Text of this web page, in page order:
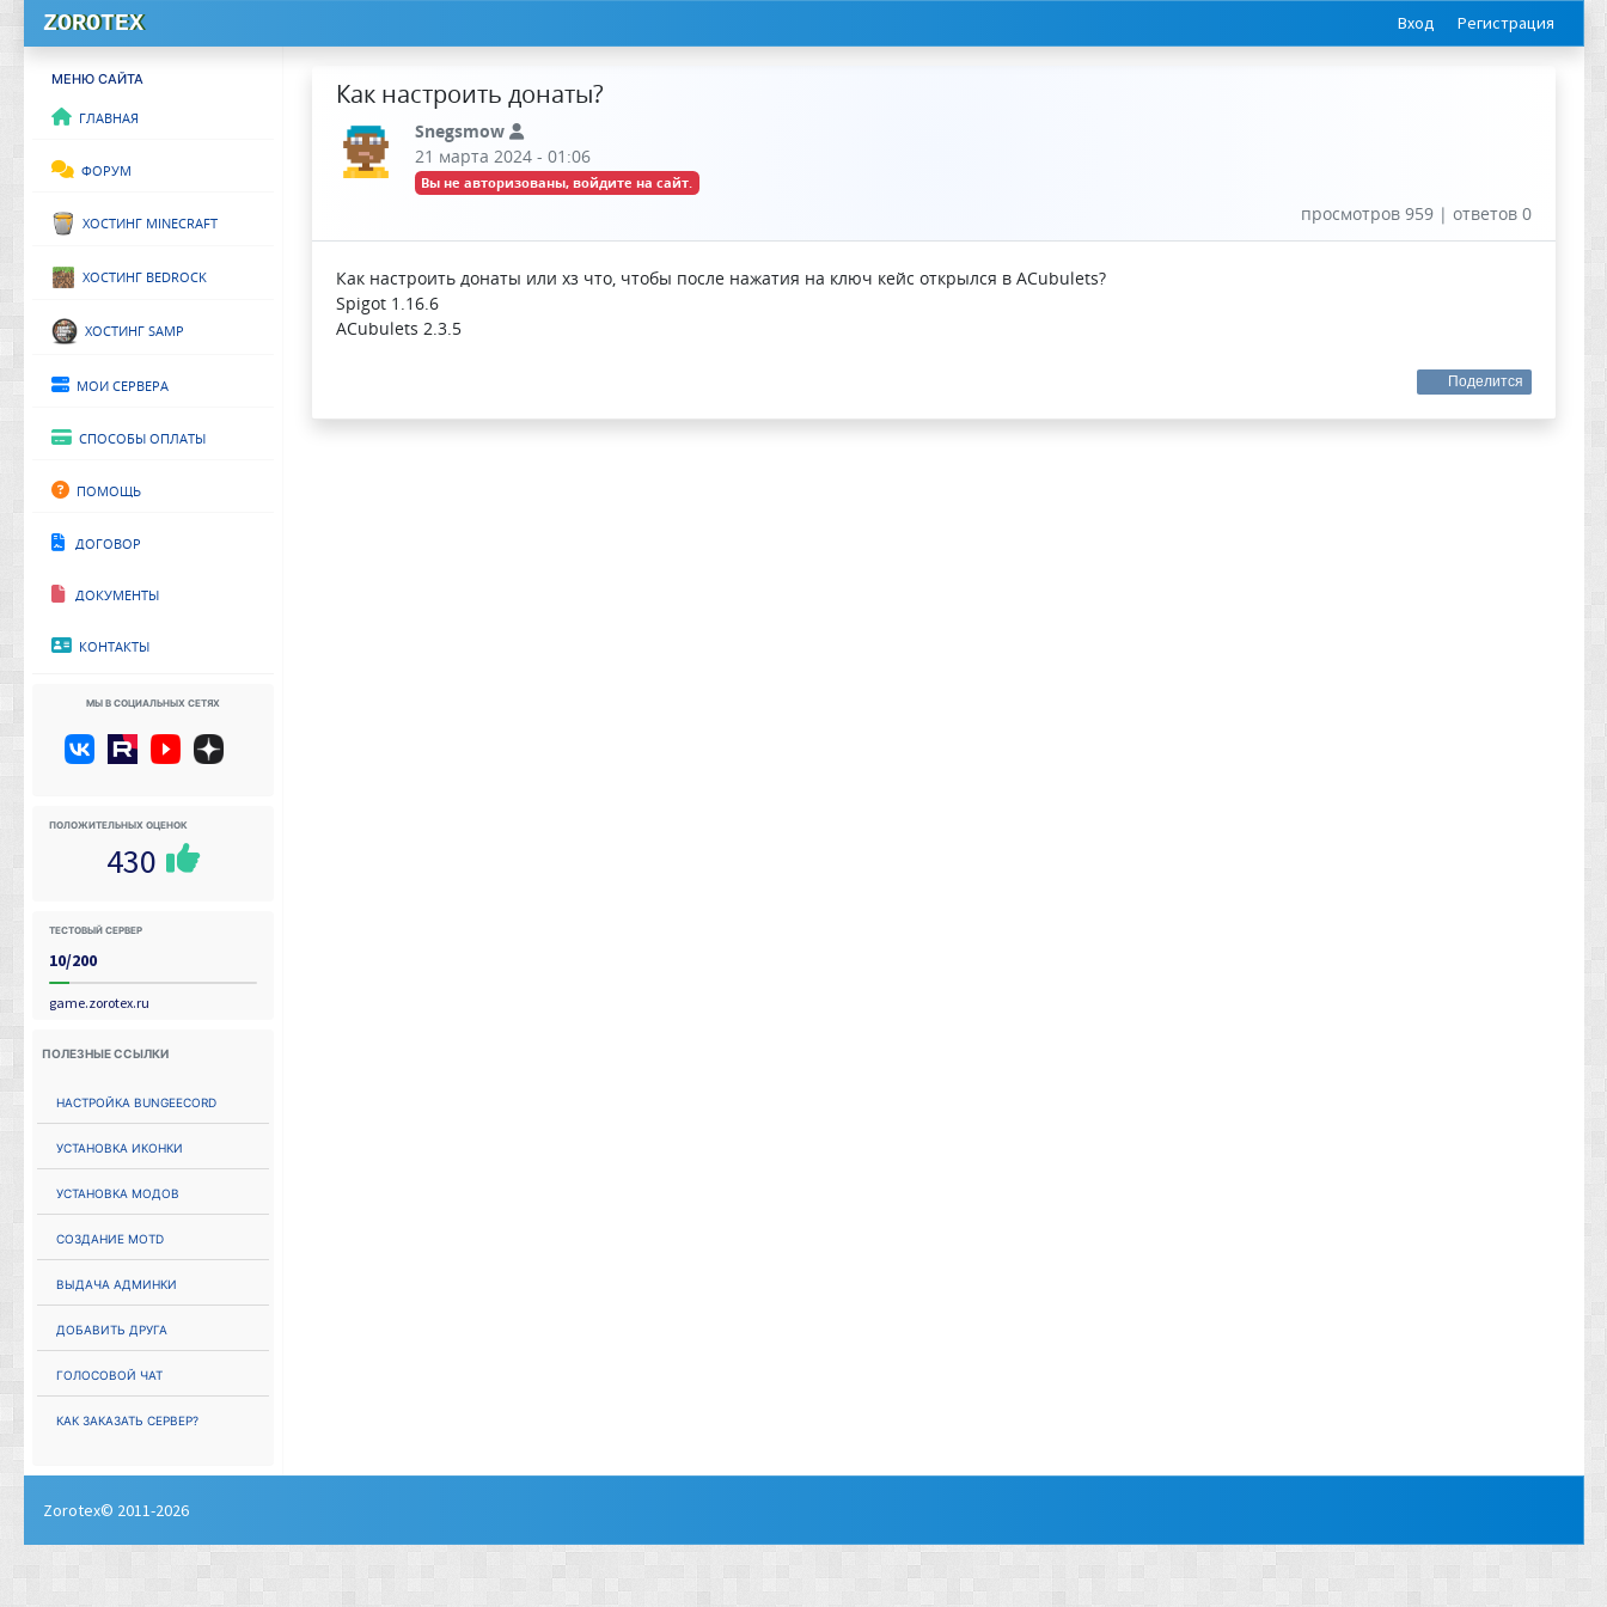
ZOROTEX Вход Регистрация
МЕНЮ САЙТА
Главная
Форум
Хостинг Minecraft
Хостинг Bedrock
Хостинг SAMP
Мои сервера
Способы оплаты
Помощь
Договор
Документы
Контакты
Мы в социальных сетях
Положительных оценок
430
Тестовый сервер
10/200
game.zorotex.ru
Полезные ссылки
Настройка Bungeecord
Установка иконки
Установка модов
Создание MOTD
Выдача админки
Добавить друга
Голосовой чат
Как заказать сервер?
Как настроить донаты?
Snegsmow
21 марта 2024 - 01:06
Вы не авторизованы, войдите на сайт.
просмотров 959 | ответов 0
Как настроить донаты или хз что, чтобы после нажатия на ключ кейс открылся в ACubulets?
Spigot 1.16.6
ACubulets 2.3.5
Поделится
Zorotex© 2011-2026